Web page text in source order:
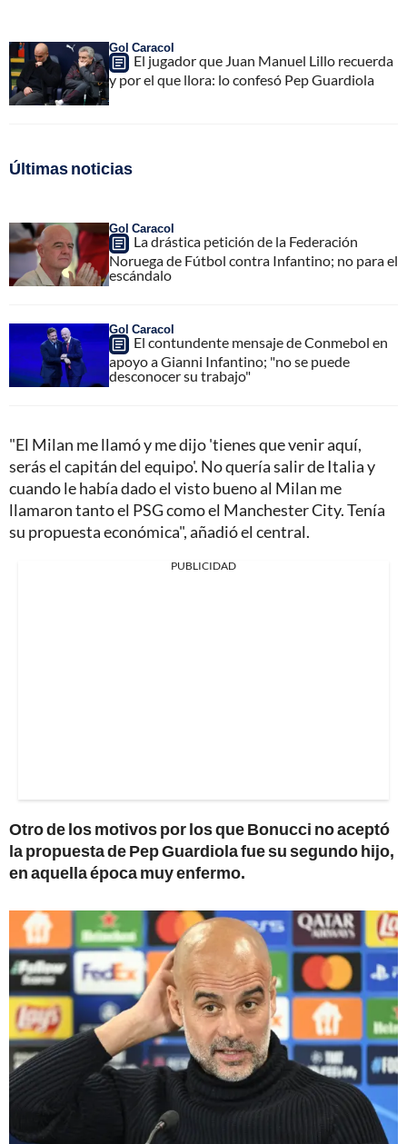
Gol Caracol
El jugador que Juan Manuel Lillo recuerda
y por el que llora: lo confesó Pep Guardiola
Últimas noticias
Gol Caracol
La drástica petición de la Federación
Noruega de Fútbol contra Infantino; no para el
escándalo
Gol Caracol
El contundente mensaje de Conmebol en
apoyo a Gianni Infantino; "no se puede
desconocer su trabajo"
"El Milan me llamó y me dijo 'tienes que venir aquí,
serás el capitán del equipo'. No quería salir de Italia y
cuando le había dado el visto bueno al Milan me
llamaron tanto el PSG como el Manchester City. Tenía
su propuesta económica", añadió el central.
PUBLICIDAD
Otro de los motivos por los que Bonucci no aceptó
la propuesta de Pep Guardiola fue su segundo hijo,
en aquella época muy enfermo.